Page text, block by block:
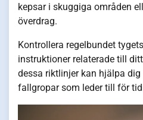
kepsar i skuggiga områden
överdrag.
Kontrollera regelbundet
instruktioner relaterade till
dessa riktlinjer kan hjälpa
fallgropar som leder till för